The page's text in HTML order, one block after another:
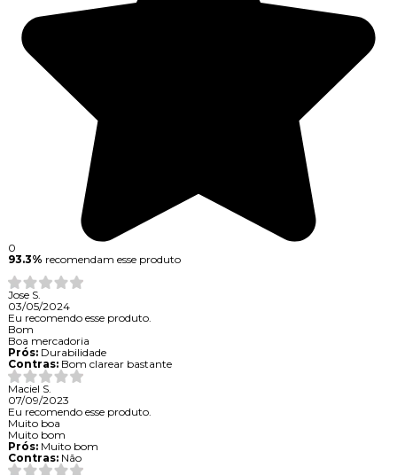
0
93.3% recomendam esse produto
Jose S.
03/05/2024
Eu recomendo esse produto.
Bom
Boa mercadoria
Prós: Durabilidade
Contras: Bom clarear bastante
Maciel S.
07/09/2023
Eu recomendo esse produto.
Muito boa
Muito bom
Prós: Muito bom
Contras: Não